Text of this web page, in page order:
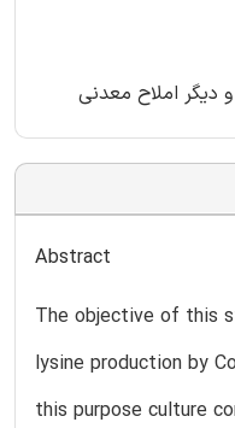
دیگر املاح معدنی
Abstract
The objective of this
lysine production by
this purpose culture